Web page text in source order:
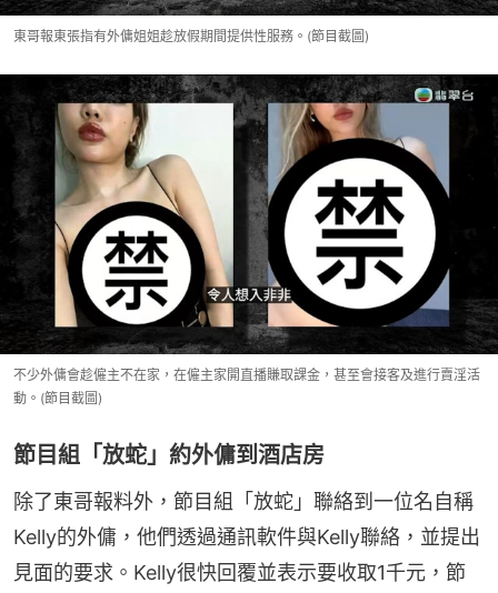
東哥報東張指有外傭姐姐趁放假期間提供性服務。(節目截圖)
不少外傭會趁僱主不在家，在僱主家開直播賺取課金，甚至會接客及進行賣淫活
動。(節目截圖)
節目組「放蛇」約外傭到酒店房
除了東哥報料外，節目組「放蛇」聯絡到一位名自稱
Kelly的外傭，他們透過通訊軟件與Kelly聯絡，並提出
見面的要求。Kelly很快回覆並表示要收取1千元，節